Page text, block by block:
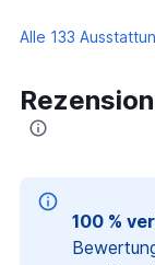
Alle 133
100 %